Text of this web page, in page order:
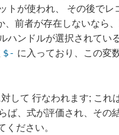
が使われ、 その後で
、前者が存在しないなら
ハンドルが選択されてい
$- に入っており、この変
して 行なわれます; これ
、式が評価され、その
ください。